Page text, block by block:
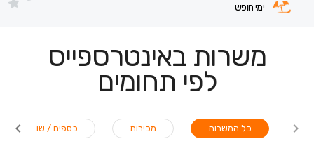
ימי חופש
משרות באינטרספייס
לפי תחומים
כספים / שוק ההון מכירות כל המשרות